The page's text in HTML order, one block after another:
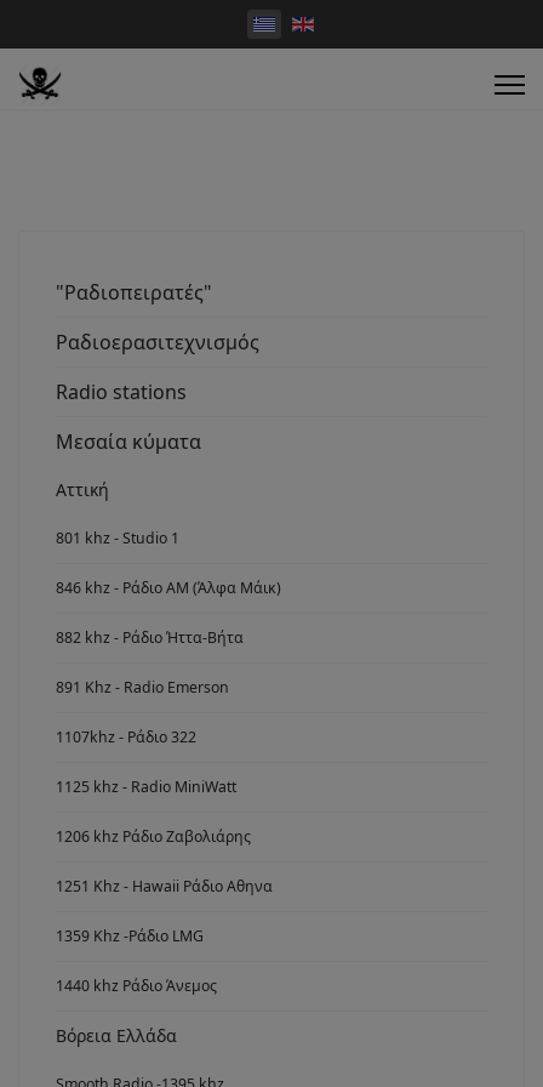
"Ραδιοπειρατές"
Ραδιοερασιτεχνισμός
Radio stations
Μεσαία κύματα
Αττική
801 khz - Studio 1
846 khz - Ράδιο ΑΜ (Άλφα Μάικ)
882 khz - Ράδιο Ήττα-Βήτα
891 Khz - Radio Emerson
1107khz - Ράδιο 322
1125 khz - Radio MiniWatt
1206 khz Ράδιο Ζαβολιάρης
1251 Khz - Hawaii Ράδιο Αθηνα
1359 Khz -Ράδιο LMG
1440 khz Ράδιο Άνεμος
Βόρεια Ελλάδα